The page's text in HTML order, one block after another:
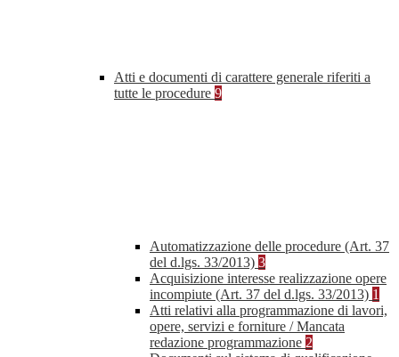
Atti e documenti di carattere generale riferiti a
tutte le procedure 9
Automatizzazione delle procedure (Art. 37
del d.lgs. 33/2013) 3
Acquisizione interesse realizzazione opere
incompiute (Art. 37 del d.lgs. 33/2013) 1
Atti relativi alla programmazione di lavori,
opere, servizi e forniture / Mancata
redazione programmazione 2